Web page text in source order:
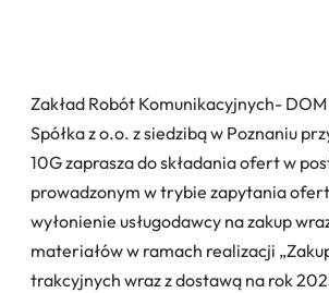
Zakład Robót Komunikacyjnych-
Spółka z o.o. z siedzibą w Poznaniu
10G zaprasza do składania ofert w
prowadzonym w trybie zapytania
wyłonienie usługodawcy na zakup
materiałów w ramach realizacji
trakcyjnych wraz z dostawą na rok